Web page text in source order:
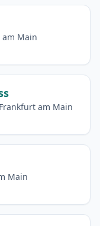
am Main
am Main
Main